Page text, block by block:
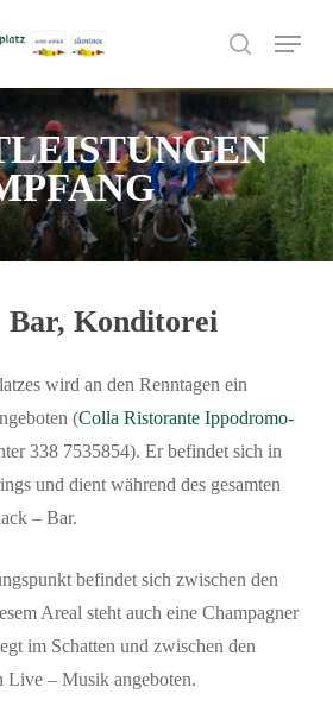
search
Menu
Bar, Konditorei
wird an den Renntagen ein
(Colla Ristorante Ippodromo-
338 7535854). Er befindet sich in
und dient während des gesamten
– Bar.
befindet sich zwischen den
Areal steht auch eine Champagner
im Schatten und zwischen den
Live – Musik angeboten.